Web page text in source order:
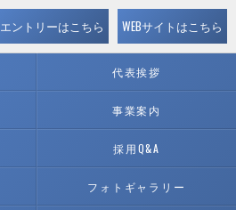
エントリーはこちら WEBサイトはこちら
代表挨拶
事業案内
採用Q&A
フォトギャラリー